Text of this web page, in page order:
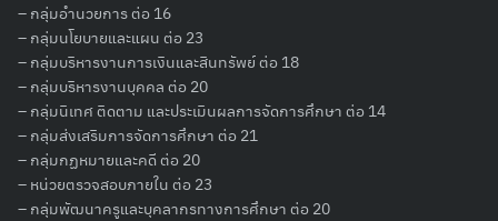
– กลุ่มอำนวยการ ต่อ 16
– กลุ่มนโยบายและแผน ต่อ 23
– กลุ่มบริหารงานการเงินและสินทรัพย์ ต่อ 18
– กลุ่มบริหารงานบุคคล ต่อ 20
– กลุ่มนิเทศ ติดตาม และประเมินผลการจัดการศึกษา ต่อ 14
– กลุ่มส่งเสริมการจัดการศึกษา ต่อ 21
– กลุ่มกฏหมายและคดี ต่อ 20
– หน่วยตรวจสอบภายใน ต่อ 23
– กลุ่มพัฒนาครูและบุคลากรทางการศึกษา ต่อ 20